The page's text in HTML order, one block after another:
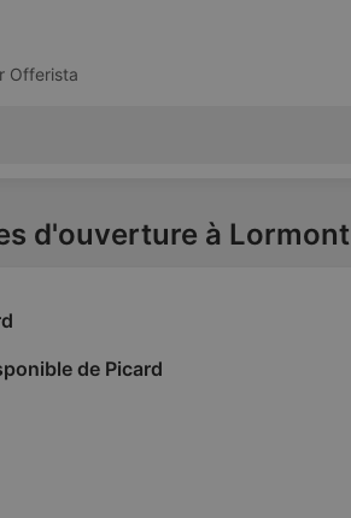
Offerista
d'ouverture à Lormont
de Picard